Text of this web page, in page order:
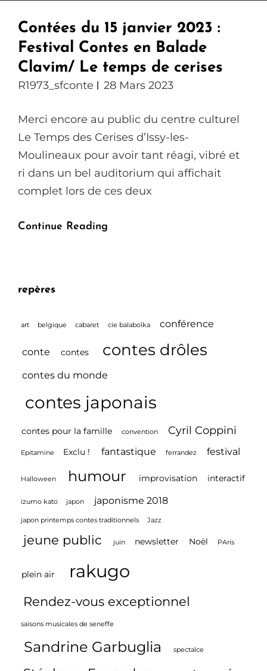
Contées du 15 janvier 2023 :
Festival Contes en Balade
Clavim/ Le temps de cerises
R1973_sfconte 28 Mars 2023
Merci encore au public du centre culturel
Le Temps des Cerises d’Issy-les-
Moulineaux pour avoir tant réagi, vibré et
ri dans un bel auditorium qui affichait
complet lors de ces deux
Continue Reading
Contes
Clavim/
De
Cerises
repères
art belgique cabaret cie balabolka conférence
conte contes contes drôles
contes du monde
contes japonais
contes pour la famille convention Cyril Coppini
Epitamine Exclu ! fantastique ferrandez festival
Halloween humour improvisation interactif
izumo kato japon japonisme 2018
japon printemps contes traditionnels Jazz
jeune public juin newsletter Noël PAris
plein air rakugo
Rendez-vous exceptionnel
saisons musicales de seneffe
Sandrine Garbuglia spectalce